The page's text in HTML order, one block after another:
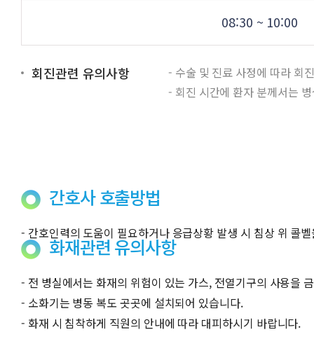
08:30 ~ 10:00
회진관련 유의사항
- 수술 및 진료 사정에 따라 회
- 회진 시간에 환자 분께서는
간호사 호출방법
- 간호인력의 도움이 필요하거나 응급상황 발생 시 침상 위 콜
화재관련 유의사항
- 전 병실에서는 화재의 위험이 있는 가스, 전열기구의 사용을
- 소화기는 병동 복도 곳곳에 설치되어 있습니다.
- 화재 시 침착하게 직원의 안내에 따라 대피하시기 바랍니다.